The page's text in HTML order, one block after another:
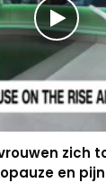
zich
en pijn